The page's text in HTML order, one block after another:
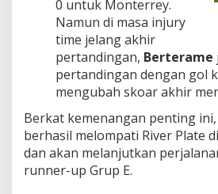
0 untuk Monterrey.
Namun di masa injury
time jelang akhir
pertandingan, Berterame
pertandingan dengan gol
mengubah skoar akhir
Berkat kemenangan penting
berhasil melompati River Plate
dan akan melanjutkan
runner-up Grup E.